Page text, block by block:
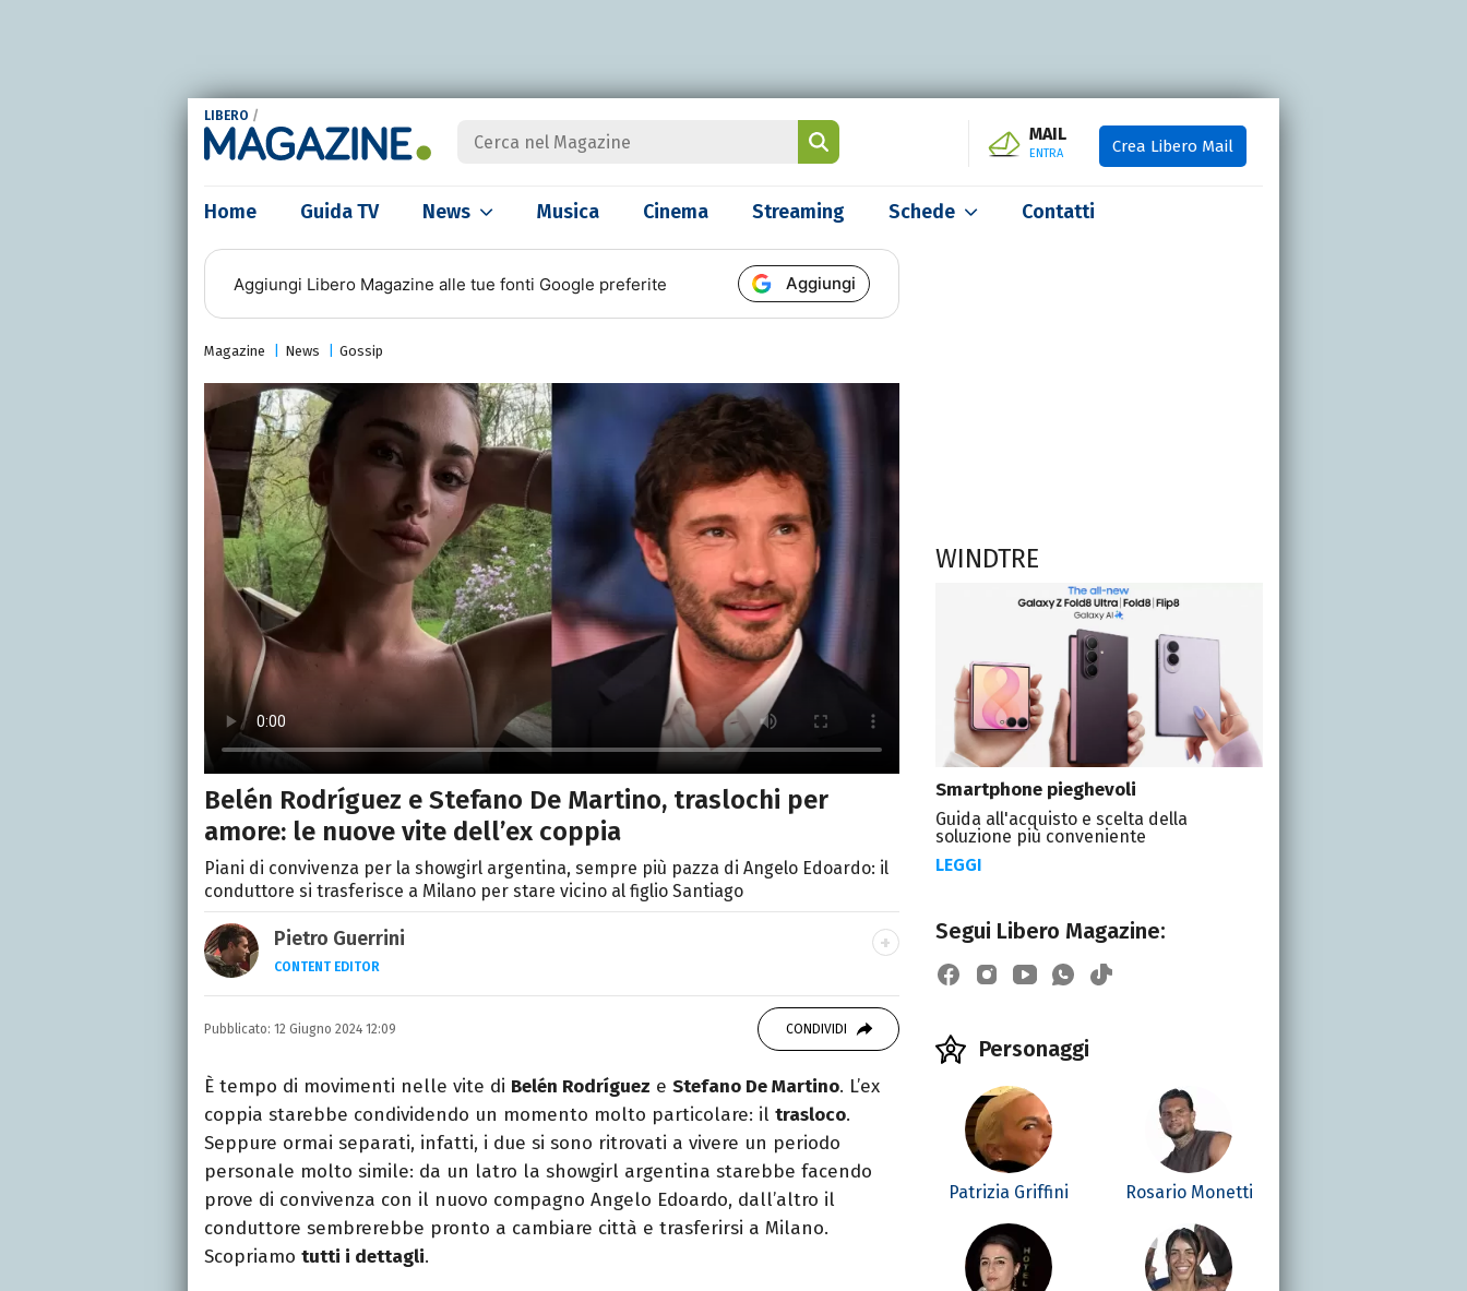
LIBERO /
MAIL
ENTRA Crea Libero Mail
Home Guida TV News Musica Cinema Streaming Schede Contatti
Aggiungi Libero Magazine alle tue fonti Google preferite Aggiungi
Magazine News Gossip
Belén Rodríguez e Stefano De Martino, traslochi per
amore: le nuove vite dell’ex coppia
Piani di convivenza per la showgirl argentina, sempre più pazza di Angelo Edoardo: il
conduttore si trasferisce a Milano per stare vicino al figlio Santiago
Pietro Guerrini
CONTENT EDITOR
Laurea in Lettere, smania di viaggi e passione per i cartoni (della pizza
e della Pixar).
Pubblicato: 12 Giugno 2024 12:09 CONDIVIDI
È tempo di movimenti nelle vite di Belén Rodríguez e Stefano De Martino. L’ex
coppia starebbe condividendo un momento molto particolare: il trasloco.
Seppure ormai separati, infatti, i due si sono ritrovati a vivere un periodo
personale molto simile: da un latro la showgirl argentina starebbe facendo
prove di convivenza con il nuovo compagno Angelo Edoardo, dall’altro il
conduttore sembrerebbe pronto a cambiare città e trasferirsi a Milano.
Scopriamo tutti i dettagli.
WINDTRE
Smartphone pieghevoli
Guida all'acquisto e scelta della
soluzione più conveniente
LEGGI
Segui Libero Magazine:
Personaggi
Patrizia Griffini Rosario Monetti